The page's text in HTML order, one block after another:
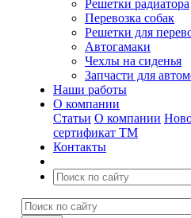
Решетки радиатора
Перевозка собак
Решетки для
Автогамаки
Чехлы на сиденья
Запчасти для
Наши работы
О компании
Статьи О компании
сертификат ТМ
Контакты